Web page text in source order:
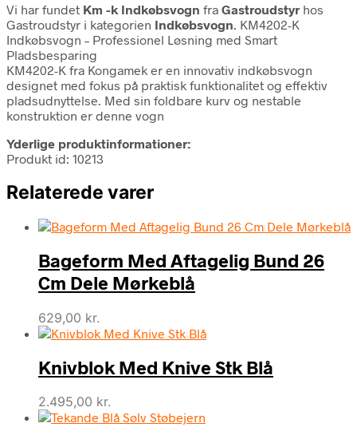
Vi har fundet Km -k Indkøbsvogn fra Gastroudstyr hos
Gastroudstyr i kategorien Indkøbsvogn. KM4202-K
Indkøbsvogn – Professionel Løsning med Smart
Pladsbesparing
KM4202-K fra Kongamek er en innovativ indkøbsvogn
designet med fokus på praktisk funktionalitet og effektiv
pladsudnyttelse. Med sin foldbare kurv og nestable
konstruktion er denne vogn
Yderlige produktinformationer:
Produkt id: 10213
Relaterede varer
Bageform Med Aftagelig Bund 26
Cm Dele Mørkeblå
629,00 kr.
Knivblok Med Knive Stk Blå
2.495,00 kr.